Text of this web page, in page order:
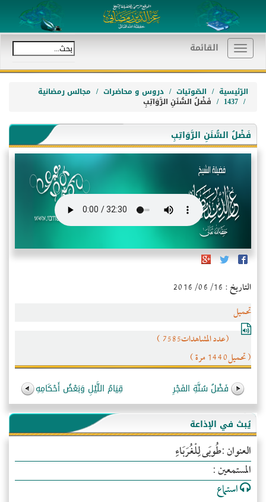
Toggle
navigation
القائمة
الرّئيسية الصّوتيات دروس و محاضرات مجالس رمضانية
1437 فَضْلُ السُّنَنِ الرَّوَاتِبِ
فَضْلُ السُّنَنِ الرَّوَاتِبِ
التاريخ : 2016/06/16
تحميل
(عدد المشاهدات7585 )
( تحميل1440 مرة )
فَضْلُ سُنَّةِ الفَجْرِ قِيَامُ اللَّيْلِ وَبَعْضُ أَحْكَامِهِ
يُبث في الإذاعة
العنوان :طُوبَى لِلْغُرَبَاءِ
المستمعين :
استماع